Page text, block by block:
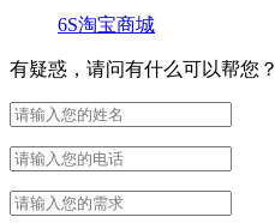
6S淘宝商城
有疑惑，请问有什么可以帮您？